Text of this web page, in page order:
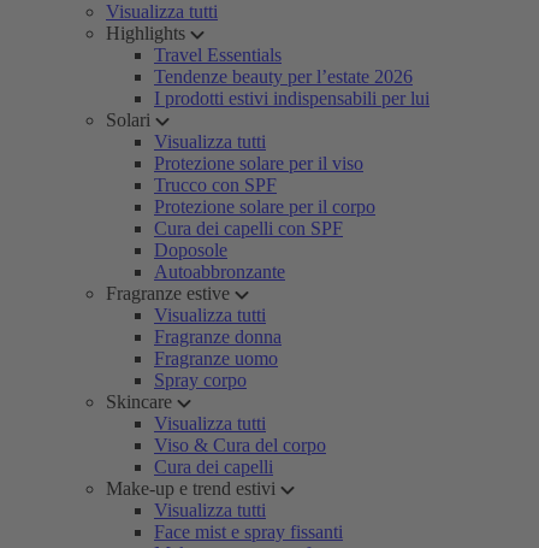
Visualizza tutti
Highlights
Travel Essentials
Tendenze beauty per l’estate 2026
I prodotti estivi indispensabili per lui
Solari
Visualizza tutti
Protezione solare per il viso
Trucco con SPF
Protezione solare per il corpo
Cura dei capelli con SPF
Doposole
Autoabbronzante
Fragranze estive
Visualizza tutti
Fragranze donna
Fragranze uomo
Spray corpo
Skincare
Visualizza tutti
Viso & Cura del corpo
Cura dei capelli
Make-up e trend estivi
Visualizza tutti
Face mist e spray fissanti